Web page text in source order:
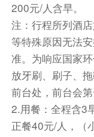
21，泰国的
往【龙湖古
郑晓伟泰国
巷"古第巨祠
祠堂、名宦
中较出名的
衣第"、"许
居”、"天后
200元/人含早。
注：行程所列酒
等特殊原因无法
准。为响应国家
放牙刷、刷子、
前台处，前台会
2.用餐：全程含3
正餐40元/人，（